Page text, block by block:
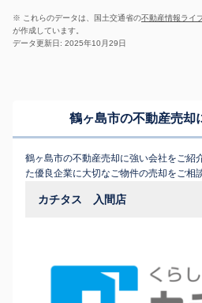
※ これらのデータは、国土交通省の不動産情報ライ
が作成しています。
データ更新日: 2025年10月29日
鶴ヶ島市の不動産売却
鶴ヶ島市の不動産売却に強い会社をご紹
た優良企業に大切なご物件の売却をご相
カチタス 入間店